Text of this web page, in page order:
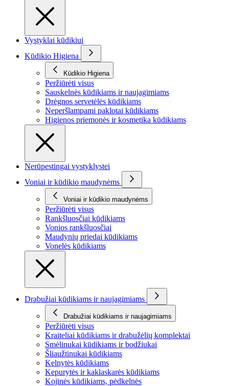
Vystyklai kūdikiui
Kūdikio Higiena
Kūdikio Higiena
Peržiūrėti visus
Sauskelnės kūdikiams ir naujagimiams
Drėgnos servetėlės kūdikiams
Neperšlampami paklotai kūdikiams
Higienos priemonės ir kosmetika kūdikiams
Nerūpestingai vystyklystei
Voniai ir kūdikio maudynėms
Voniai ir kūdikio maudynėms
Peržiūrėti visus
Rankšluosčiai kūdikiams
Vonios rankšluosčiai
Maudynių priedai kūdikiams
Vonelės kūdikiams
Drabužiai kūdikiams ir naujagimiams
Drabužiai kūdikiams ir naujagimiams
Peržiūrėti visus
Kraiteliai kūdikiams ir drabužėlių komplektai
Smėlinukai kūdikiams ir bodžiukai
Šliaužtinukai kūdikiams
Kelnytės kūdikiams
Kepurytės ir kaklaskarės kūdikiams
Kojinės kūdikiams, pėdkelnės